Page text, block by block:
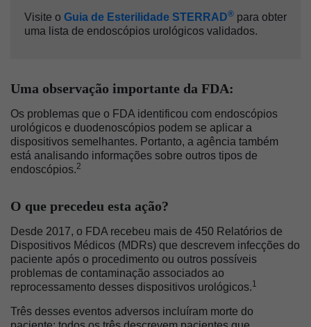
Visite o Guia de Esterilidade STERRAD® para obter
uma lista de endoscópios urológicos validados.
Uma observação importante da FDA:
Os problemas que o FDA identificou com endoscópios
urológicos e duodenoscópios podem se aplicar a
dispositivos semelhantes. Portanto, a agência também
está analisando informações sobre outros tipos de
endoscópios.2
O que precedeu esta ação?
Desde 2017, o FDA recebeu mais de 450 Relatórios de
Dispositivos Médicos (MDRs) que descrevem infecções do
paciente após o procedimento ou outros possíveis
problemas de contaminação associados ao
reprocessamento desses dispositivos urológicos.1
Três desses eventos adversos incluíram morte do